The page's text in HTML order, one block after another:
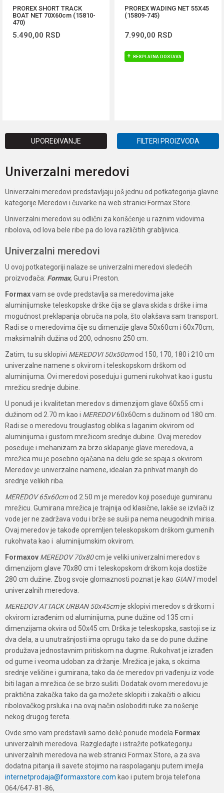
PROREX SHORT TRACK
BOAT NET 70X60cm (15810-
470)
5.490,00 RSD
PROREX WADING NET 55X45
(15809-745)
7.990,00 RSD
BESPLATNA DOSTAVA
UPOREĐIVANJE FILTERI PROIZVODA
Univerzalni meredovi
Univerzalni meredovi predstavljaju još jednu od potkategorija glavne
kategorije Meredovi i čuvarke na web stranici Formax Store.
Univerzalni meredovi su odlični za korišćenje u raznim vidovima
ribolova, od lova bele ribe pa do lova različitih grabljivica.
Univerzalni meredovi
U ovoj potkategoriji nalaze se univerzalni meredovi sledećih
proizvođača: Formax, Guru i Preston.
Formaxvam se ovde predstavlja sa meredovima jake
aluminijumske teleskopske drške čija se glava skida s drške i ima
mogućnost preklapanja obruča na pola, što olakšava sam transport.
Radi se o meredovima čije su dimenzije glava 50x60cm i 60x70cm,
maksimalnih dužina od 200, odnosno 250 cm.
Zatim, tu su sklopivi MEREDOVI 50x50cmod 150, 170, 180 i 210 cm
univerzalne namene s okvirom i teleskopskom drškom od
aluminijuma. Ovi meredovi poseduju i gumeni rukohvat kao i gustu
mrežicu srednje dubine.
U ponudi je i kvalitetan meredov s dimenzijom glave 60x55 cm i
dužinom od 2.70 m kao i MEREDOV60x60cm s dužinom od 180 cm.
Radi se o meredovu trouglastog oblika s laganim okvirom od
aluminijuma i gustom mrežicom srednje dubine. Ovaj meredov
poseduje i mehanizam za brzo sklapanje glave meredova, a
mrežica mu je posebno ojačana na delu gde se spaja s okvirom.
Meredov je univerzalne namene, idealan za prihvat manjih do
srednje velikih riba.
MEREDOV 65x60cmod 2.50 m je meredov koji poseduje gumiranu
mrežicu. Gumirana mrežica je trajnija od klasične, lakše se izvlači iz
vode jer ne zadržava vodu i brže se suši pa nema neugodnih mirisa.
Ovaj meredov je takođe opremljen teleskopskom drškom gumenih
rukohvata kao i aluminijumskim okvirom.
Formaxov MEREDOV 70x80cm je veliki univerzalni meredov s
dimenzijom glave 70x80 cm i teleskopskom drškom koja dostiže
280 cm dužine. Zbog svoje glomaznosti poznat je kao GIANTmodel
univerzalnih meredova.
MEREDOV ATTACK URBAN 50x45cmje sklopivi meredov s drškom i
okvirom izrađenim od aluminijuma, pune dužine od 135 cm i
dimenzijama okvira od 50x45 cm. Drška je teleskopska, sastoji se iz
dva dela, a u unutrašnjosti ima oprugu tako da se do pune dužine
produžava jednostavnim pritiskom na dugme. Rukohvat je izrađen
od gume i veoma udoban za držanje. Mrežica je jaka, s okcima
srednje veličine i gumirana, tako da će meredov pri vađenju iz vode
biti lagan a mrežica će se brzo sušiti. Dodatak ovom meredovu je
praktična zakačka tako da ga možete sklopiti i zakačiti o alkicu
ribolovačkog prsluka i na ovaj način osloboditi ruke za nošenje
nekog drugog tereta.
Ovde smo vam predstavili samo delić ponude modela Formax
univerzalnih meredova. Razgledajte i istražite potkategoriju
univerzalnih meredova na web stranici Formax Store, a za sva
dodatna pitanja ili savete stojimo na raspolaganju putem imejla
internetprodaja@formaxstore.com kao i putem broja telefona
064/647-81-86,